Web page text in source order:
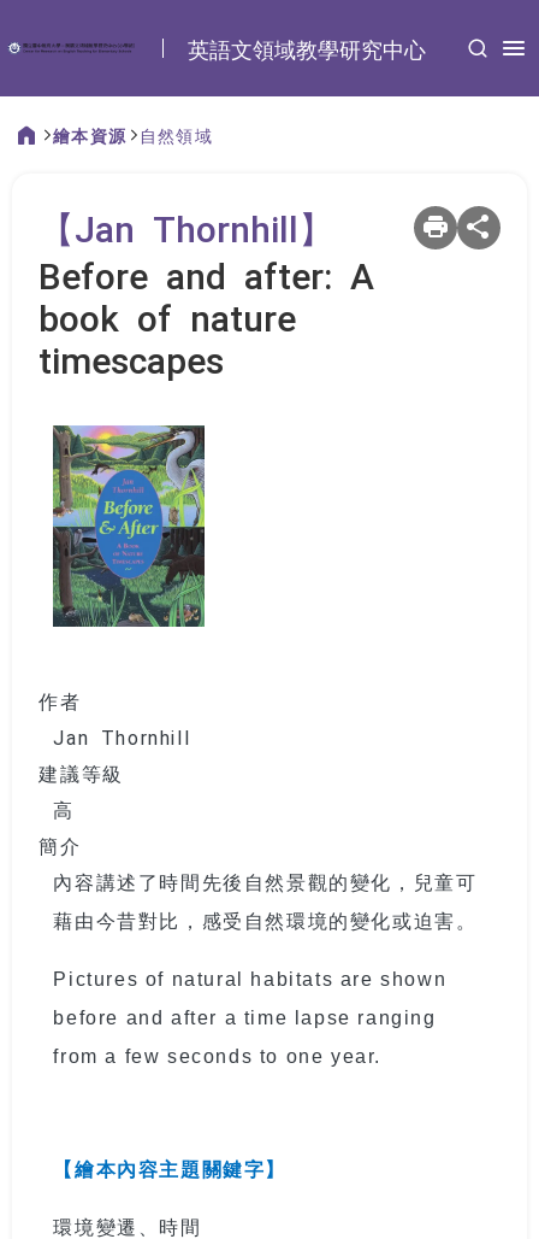
英語文領域教學研究中心
繪本資源 自然領域
【Jan Thornhill】
Before and after: A
book of nature
timescapes
作者
Jan Thornhill
建議等級
高
簡介
內容講述了時間先後自然景觀的變化，兒童可
藉由今昔對比，感受自然環境的變化或迫害。
Pictures of natural habitats are shown
before and after a time lapse ranging
from a few seconds to one year.
【繪本內容主題關鍵字】
環境變遷、時間